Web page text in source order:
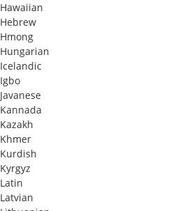
Hawaiian
Hebrew
Hmong
Hungarian
Icelandic
Igbo
Javanese
Kannada
Kazakh
Khmer
Kurdish
Kyrgyz
Latin
Latvian